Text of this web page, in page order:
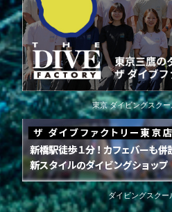
東京 ダイビングスク
ダイビングスクー